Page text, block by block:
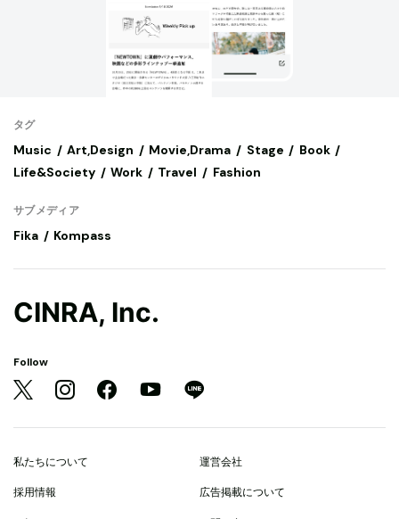
タグ
Music Art,Design Movie,Drama Stage
Book
Life&Society
Work Travel Fashion
サブメディア
Fika Kompass
CINRA, Inc.
Follow
私たちについて 運営会社
採用情報 広告掲載について